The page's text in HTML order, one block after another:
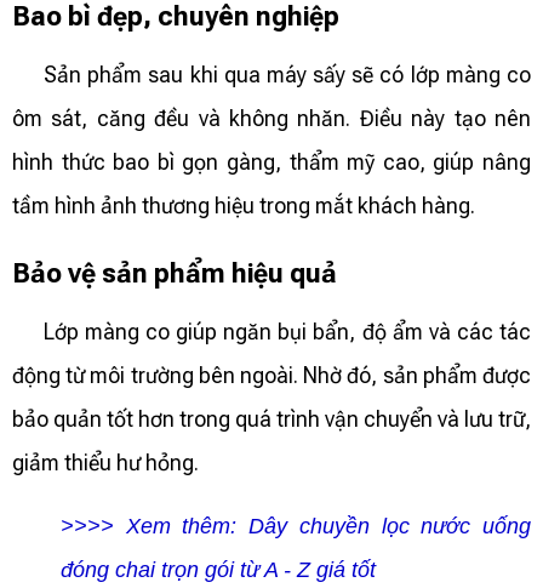
Bao bì đẹp, chuyên nghiệp
Sản phẩm sau khi qua máy sấy sẽ có lớp màng co
ôm sát, căng đều và không nhăn. Điều này tạo nên
hình thức bao bì gọn gàng, thẩm mỹ cao, giúp nâng
tầm hình ảnh thương hiệu trong mắt khách hàng.
Bảo vệ sản phẩm hiệu quả
Lớp màng co giúp ngăn bụi bẩn, độ ẩm và các tác
động từ môi trường bên ngoài. Nhờ đó, sản phẩm được
bảo quản tốt hơn trong quá trình vận chuyển và lưu trữ,
giảm thiểu hư hỏng.
>>>> Xem thêm: Dây chuyền lọc nước uống
đóng chai trọn gói từ A - Z giá tốt